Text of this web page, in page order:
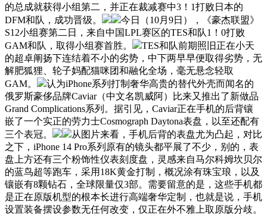
的总成就获得小组第二，并正在裁减赛中3！1打败日本的
DFM和队，成功晋级。
今日（10月9日），《豪杰联盟》
S12小组赛第二日，来自中国LPL赛区的TES和队1！0打败
GAM和队，取得小组赛首胜。
TES和队前期照旧正在小天
的超卓阐扬下连结着不小的劣势，中下两早早便取得劣势，无
解肥狐狸、轮子妈配猫咪团和融化全场，毫无悬念轻取
GAM。
认为iPhone系列打制奢华高贵的替代外壳而闻名的
俄罗斯豪侈品牌Caviar（中文名凯威阿）比来又推出了新做品
Grand Complications系列。据引见，Caviar正在手机的后背镶
嵌了一个实正的劳力士Cosmograph Daytona表盘，以至还配有
三个表冠。
从图片来看，手机后背的表盘尤为凸起，对比
之下，iPhone 14 Pro系列原有的镜头都平展了不少，别的，表
盘上方还有三个粉饰性仪表刻度盘，灵感来自马尔科姆坎贝尔
的蓝鸟超等跑车，采用18K黄金打制，概况涂有珠宝琅，以及
镶嵌有8颗钻石，全球限量仅3部。需要留意的是，这些手机都
是正在原版机型的根本长进行高端奢华定制，也就是说，手机
设置装备摆设参数无任何改变，仅正在外不雅上取原版分歧。